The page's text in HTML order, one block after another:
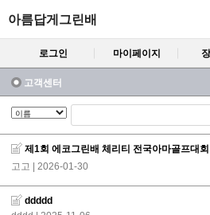
아름답게그린배
로그인 마이페이지
고객센터
제1회 에코그린배 체리티 전국아마골프대
고고 | 2026-01-30
ddddd